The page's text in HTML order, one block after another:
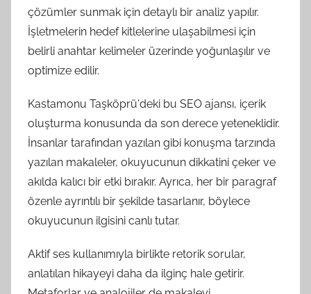
çözümler sunmak için detaylı bir analiz yapılır.
İşletmelerin hedef kitlelerine ulaşabilmesi için
belirli anahtar kelimeler üzerinde yoğunlaşılır ve
optimize edilir.
Kastamonu Taşköprü'deki bu SEO ajansı, içerik
oluşturma konusunda da son derece yeteneklidir.
İnsanlar tarafından yazılan gibi konuşma tarzında
yazılan makaleler, okuyucunun dikkatini çeker ve
akılda kalıcı bir etki bırakır. Ayrıca, her bir paragraf
özenle ayrıntılı bir şekilde tasarlanır, böylece
okuyucunun ilgisini canlı tutar.
Aktif ses kullanımıyla birlikte retorik sorular,
anlatılan hikayeyi daha da ilginç hale getirir.